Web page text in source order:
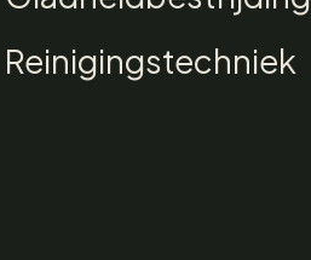
Reinigingstechniek